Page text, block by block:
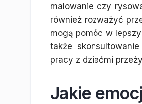
malowanie czy
również rozważyć
mogą pomóc w
także
pracy z dziećmi
Jakie